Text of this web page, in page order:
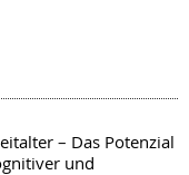
– Das Potenzial
und